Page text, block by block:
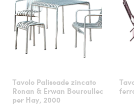
Tavolo Palissade zincato
Ronan & Erwan Bouroullec
per Hay, 2000